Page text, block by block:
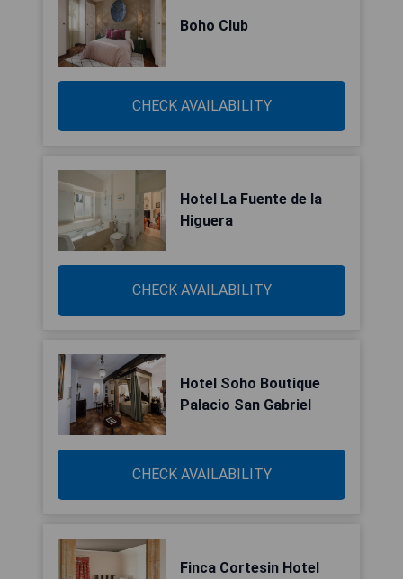
Boho Club
CHECK AVAILABILITY
Hotel La Fuente de la
Higuera
CHECK AVAILABILITY
Hotel Soho Boutique
Palacio San Gabriel
CHECK AVAILABILITY
Finca Cortesin Hotel